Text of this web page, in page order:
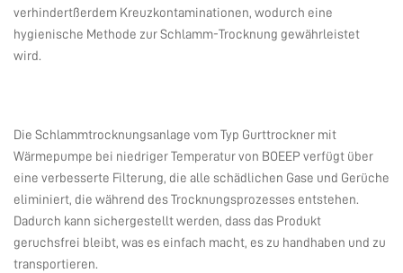
verhindertßerdem Kreuzkontaminationen, wodurch eine
hygienische Methode zur Schlamm-Trocknung gewährleistet
wird.
Die Schlammtrocknungsanlage vom Typ Gurttrockner mit
Wärmepumpe bei niedriger Temperatur von BOEEP verfügt über
eine verbesserte Filterung, die alle schädlichen Gase und Gerüche
eliminiert, die während des Trocknungsprozesses entstehen.
Dadurch kann sichergestellt werden, dass das Produkt
geruchsfrei bleibt, was es einfach macht, es zu handhaben und zu
transportieren.